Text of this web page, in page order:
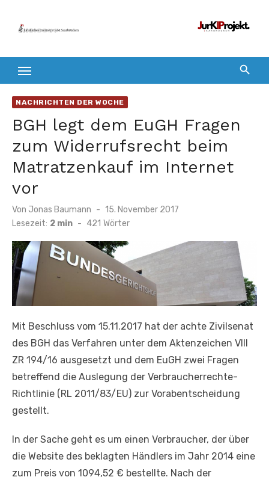
Inhalt
NACHRICHTEN DER WOCHE
BGH legt dem EuGH Fragen
zum Widerrufsrecht beim
Matratzenkauf im Internet
vor
Von Jonas Baumann
Veröffentlicht
am
15. November 2017
Lesezeit: 2 min - 421 Wörter
Mit Beschluss vom 15.11.2017 hat der achte Zivilsenat
des BGH das Verfahren unter dem Aktenzeichen VIII
ZR 194/16 ausgesetzt und dem EuGH zwei Fragen
betreffend die Auslegung der Verbraucherrechte-
Richtlinie (RL 2011/83/EU) zur Vorabentscheidung
gestellt.
In der Sache geht es um einen Verbraucher, der über
die Website des beklagten Händlers im Jahr 2014 eine
zum Preis von 1094,52 € bestellte. Nach der